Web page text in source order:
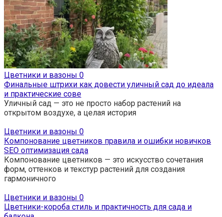
Цветники и вазоны 0
Финальные штрихи как довести уличный сад до идеала
и практические сове
Уличный сад — это не просто набор растений на
открытом воздухе, а целая история
Цветники и вазоны 0
Компонование цветников правила и ошибки новичков
SEO оптимизация сада
Компонование цветников — это искусство сочетания
форм, оттенков и текстур растений для создания
гармоничного
Цветники и вазоны 0
Цветники-короба стиль и практичность для сада и